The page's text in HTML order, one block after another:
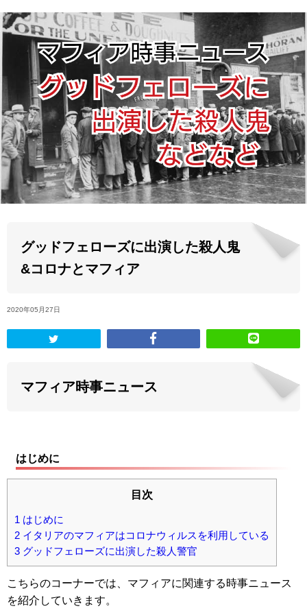
ABOUT US
当店の紹介
オンラインストア
お問い合わせ
グッドフェローズに出演した殺人鬼
&コロナとマフィア
2020年05月27日
マフィア時事ニュース
はじめに
目次
1 はじめに
2 イタリアのマフィアはコロナウィルスを利用している
3 グッドフェローズに出演した殺人警官
こちらのコーナーでは、マフィアに関連する時事ニュース
を紹介していきます。